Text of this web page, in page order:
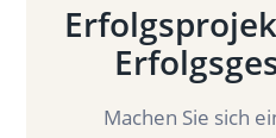
Machen Sie sich